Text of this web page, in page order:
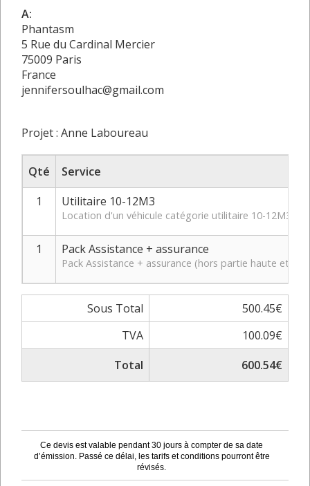
A:
Phantasm
5 Rue du Cardinal Mercier
75009 Paris
France
jennifersoulhac@gmail.com
Projet : Anne Laboureau
Qté
Service
1
Utilitaire 10-12M3
Location d'un véhicule catégorie utilitaire 10-12M3
1 Pack Assistance + assurance
Pack Assistance + assurance (hors partie haute et
Sous Total
500.45€
TVA
100.09€
Total
600.54€
Ce devis est valable pendant 30 jours à compter de sa date
d’émission. Passé ce délai, les tarifs et conditions pourront être
révisés.